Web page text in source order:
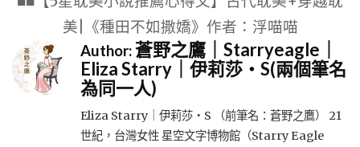
美|《種田不如撒嬌》作者：浮喵喵
Author:蒼野之鷹｜Starryeagle｜
Eliza Starry｜伊莉莎・S(兩個筆名
為同一人)
Eliza Starry｜伊莉莎・S （前筆名：蒼野之鷹） 21
世紀，台灣女性 星空文字博物館（Starry Eagle